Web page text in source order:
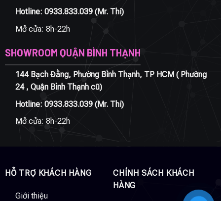
Hotline: 0933.833.039(Mr. Thi)
Mở cửa: 8h-22h
SHOWROOM QUẬN BÌNH THẠNH
144 Bạch Đằng, Phường Bình Thạnh, TP HCM ( Phường
24 , Quận Bình Thạnh cũ)
Hotline: 0933.833.039(Mr. Thi)
Mở cửa: 8h-22h
HỖ TRỢ KHÁCH HÀNG
Giới thiệu
CHÍNH SÁCH KHÁCH
HÀNG